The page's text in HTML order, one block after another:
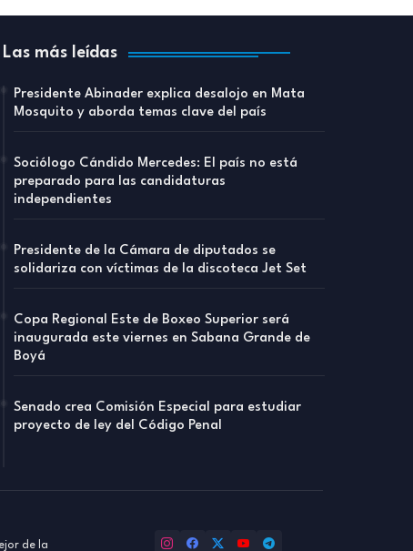
Las más leídas
Presidente Abinader explica desalojo en Mata
Mosquito y aborda temas clave del país
Sociólogo Cándido Mercedes: El país no está
preparado para las candidaturas
independientes
Presidente de la Cámara de diputados se
solidariza con víctimas de la discoteca Jet Set
Copa Regional Este de Boxeo Superior será
inaugurada este viernes en Sabana Grande de
Boyá
Senado crea Comisión Especial para estudiar
proyecto de ley del Código Penal
de la